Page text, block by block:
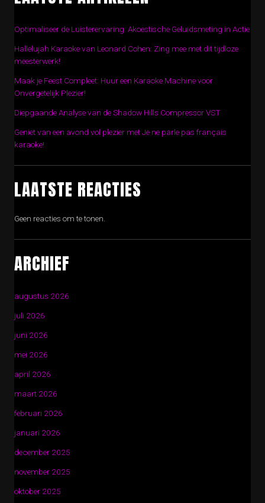
Optimaliseer de Luisterervaring: Akoestische Geluidsmeting in Actie
Hallelujah Karaoke van Leonard Cohen: Zing mee met dit tijdloze
meesterwerk!
Maak je Feest Compleet: Huur een Karaoke Machine voor
Onvergetelijk Plezier!
Diepgaande Analyse van de Shadow Hills Compressor VST
Geniet van een avond vol plezier met Je ne parle pas français
karaoke!
LAATSTE REACTIES
Geen reacties om te tonen.
ARCHIEF
augustus 2026
juli 2026
juni 2026
mei 2026
april 2026
maart 2026
februari 2026
januari 2026
december 2025
november 2025
oktober 2025